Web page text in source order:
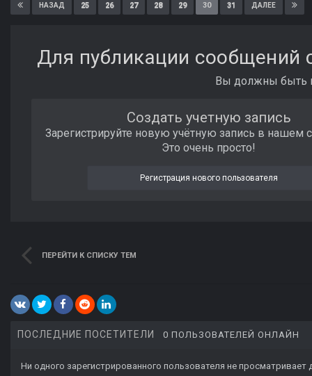
НАЗАД 25 26 27 28 29 30 31 ДАЛЕЕ
Для публикации сообщений
Вы должны быть
Создать учетную запись
Зарегистрируйте новую учётную запись в нашем
Это очень просто!
Регистрация нового пользователя
ПЕРЕЙТИ К СПИСКУ ТЕМ
ПОСЛЕДНИЕ ПОСЕТИТЕЛИ 0 ПОЛЬЗОВАТЕЛЕЙ ОНЛАЙН
Ни одного зарегистрированного пользователя не просматривает